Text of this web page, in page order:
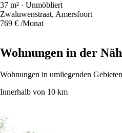
37 m² · Unmöbliert
Zwaluwenstraat, Amersfoort
769 € /Monat
Wohnungen in der
Wohnungen in umliegenden
Innerhalb von 10 km